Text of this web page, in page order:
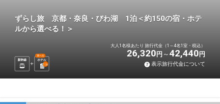
ずらし旅 京都・奈良・びわ湖 1泊＜約150の宿・ホテ
ルから選べる！＞
新幹線 ホテル
選べる
1 泊
大人1名様あたり 旅行代金（1～4名1室・税込）
26,320 円 42,440 円
表示旅行代金について